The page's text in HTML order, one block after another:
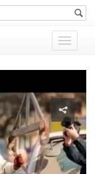
Показать
меню